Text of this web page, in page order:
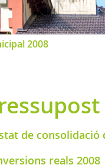
2008
de consolidació
reals 2008